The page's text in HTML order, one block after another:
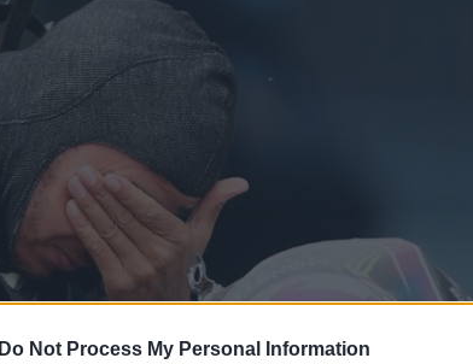
Do Not Process My Personal Information